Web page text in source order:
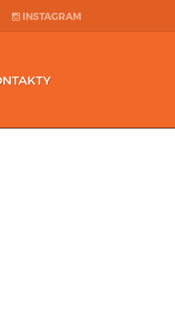
INSTAGRAM